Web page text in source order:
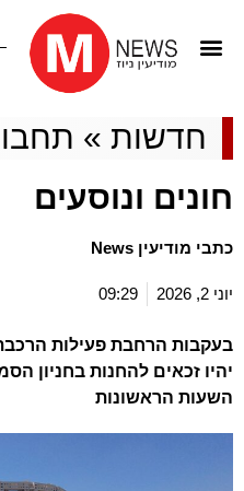
חדשות»
חונים ונוסעים
כתבי מודיעין News
יוני 2, 2026 09:29
בעקבות הרחבת פעילות
השעות הראשונות